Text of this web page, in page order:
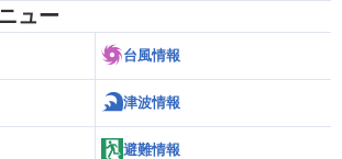
ュー
台風情報
津波情報
避難情報